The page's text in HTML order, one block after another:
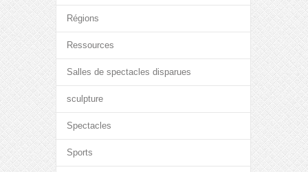
Régions
Ressources
Salles de spectacles disparues
sculpture
Spectacles
Sports